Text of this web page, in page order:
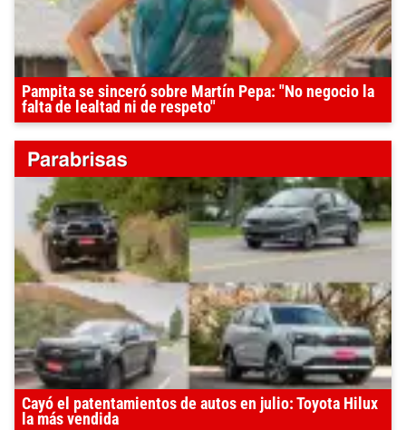
Pampita se sinceró sobre Martín Pepa: "No negocio la
falta de lealtad ni de respeto"
Cayó el patentamientos de autos en julio: Toyota Hilux
la más vendida